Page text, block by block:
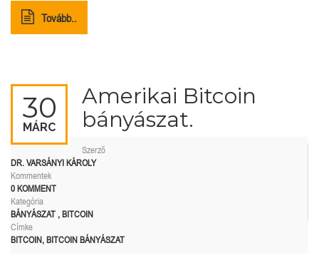
Tovább..
30
MÁRC
Amerikai Bitcoin
bányászat.
Szerző
DR. VARSÁNYI KÁROLY
Kommentek
0 KOMMENT
Kategória
BÁNYÁSZAT , BITCOIN
Címke
BITCOIN, BITCOIN BÁNYÁSZAT